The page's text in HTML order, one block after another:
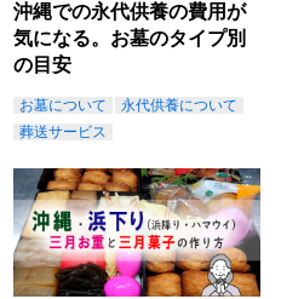
沖縄での永代供養の費用が
気になる。お墓のタイプ別
の目安
お墓について
永代供養について
葬送サービス